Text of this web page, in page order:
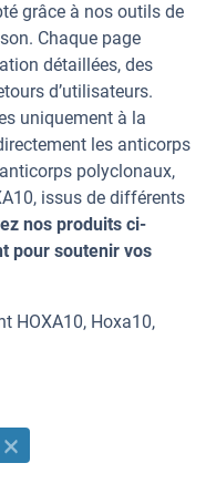
grâce à nos outils de
Chaque page
détaillées, des
d’utilisateurs.
uniquement à la
les anticorps
polyclonaux,
issus de différents
nos produits ci-
pour soutenir vos
HOXA10, Hoxa10,